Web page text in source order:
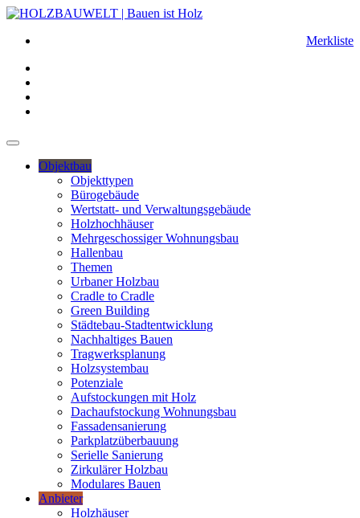
Merkliste
Objektbau
Objekttypen
Bürogebäude
Wertstatt- und Verwaltungsgebäude
Holzhochhäuser
Mehrgeschossiger Wohnungsbau
Hallenbau
Themen
Urbaner Holzbau
Cradle to Cradle
Green Building
Städtebau-Stadtentwicklung
Nachhaltiges Bauen
Tragwerksplanung
Holzsystembau
Potenziale
Aufstockungen mit Holz
Dachaufstockung Wohnungsbau
Fassadensanierung
Parkplatzüberbauung
Serielle Sanierung
Zirkulärer Holzbau
Modulares Bauen
Anbieter
Holzhäuser